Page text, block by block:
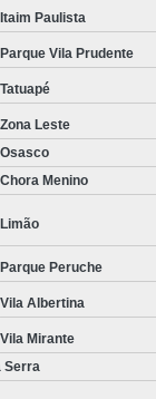
com Ozônio
para Construtora
Limpeza
Piscina
Conserto
Piscinas
Piscina
Filtro de Piscina
Piscina de Vinil
Itaim Paulista
Parque Vila Prudente
Tatuapé
Zona Leste
Osasco
Chora Menino
Limão
Parque Peruche
Vila Albertina
Vila Mirante
Serra